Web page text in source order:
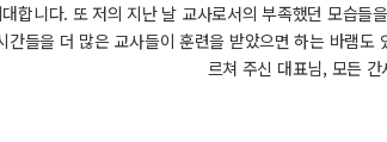
합니다. 또 저의 지난 날 교사로서의 부족했던 모습
간들을 더 많은 교사들이 훈련을 받았으면 하는 바램
르쳐 주신 대표님, 모든